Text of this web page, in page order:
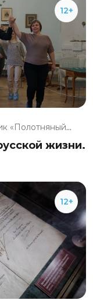
12+
Музей-заповедник «Полотняный З...
жизни.
12+